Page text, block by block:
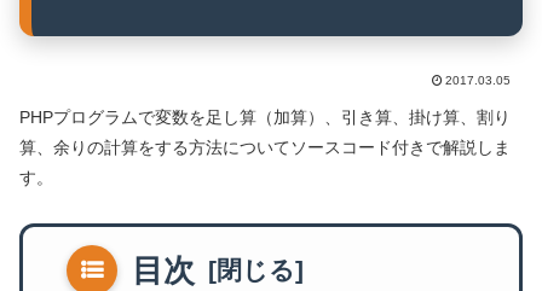
2017.03.05
PHPプログラムで変数を足し算（加算）、引き算、掛け算、割り
算、余りの計算をする方法についてソースコード付きで解説しま
す。
目次